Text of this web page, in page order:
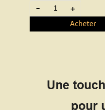
- +
Acheter
Une
pour